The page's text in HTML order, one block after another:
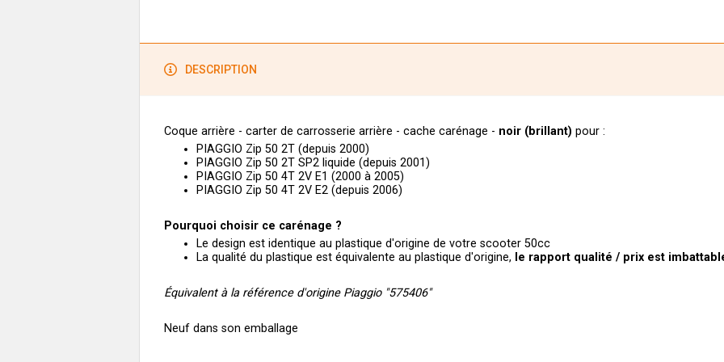
DESCRIPTION
Coque arrière - carter de carrosserie arrière - cache carénage - noir (brillant) pour :
PIAGGIO Zip 50 2T (depuis 2000)
PIAGGIO Zip 50 2T SP2 liquide (depuis 2001)
PIAGGIO Zip 50 4T 2V E1 (2000 à 2005)
PIAGGIO Zip 50 4T 2V E2 (depuis 2006)
Pourquoi choisir ce carénage ?
Le design est identique au plastique d'origine de votre scooter 50cc
La qualité du plastique est équivalente au plastique d'origine, le rapport qualité / prix est
Équivalent à la référence d'origine Piaggio "575406"
Neuf dans son emballage